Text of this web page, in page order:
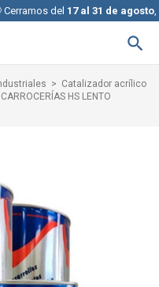
del17 al 31 de agosto,

Catalizador acrílico
HS LENTO